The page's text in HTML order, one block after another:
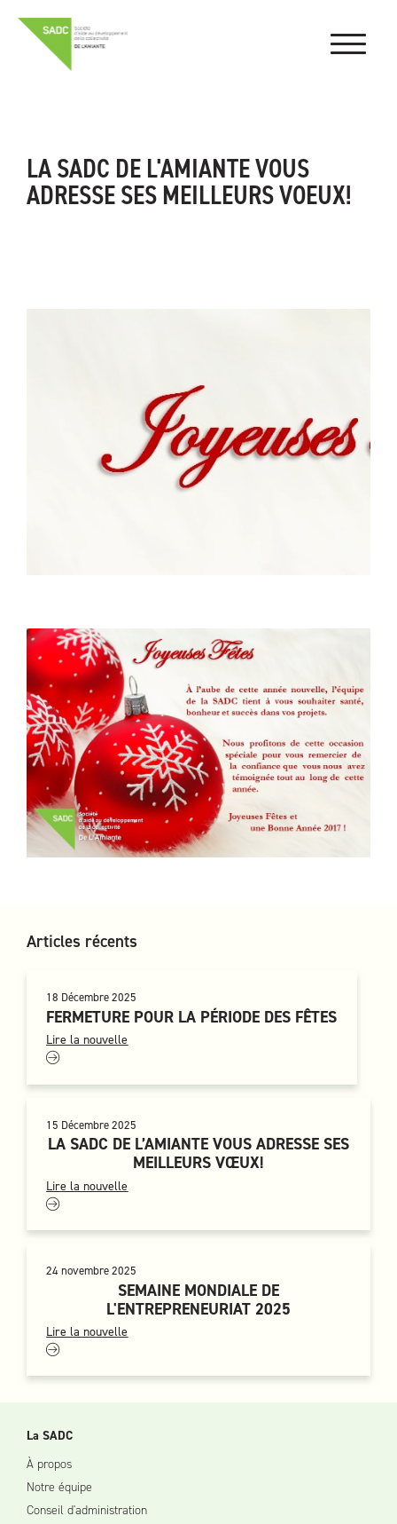
LA SADC DE L'AMIANTE VOUS
ADRESSE SES MEILLEURS VOEUX!
Articles récents
18 Décembre 2025
FERMETURE POUR LA PÉRIODE DES FÊTES
Lire la nouvelle
15 Décembre 2025
LA SADC DE L’AMIANTE VOUS ADRESSE SES
MEILLEURS VŒUX!
Lire la nouvelle
24 novembre 2025
SEMAINE MONDIALE DE
L'ENTREPRENEURIAT 2025
Lire la nouvelle
La SADC
À propos
Notre équipe
Conseil d'administration